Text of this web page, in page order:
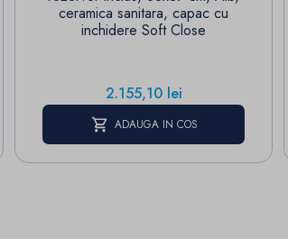
ceramica sanitara, capac cu
inchidere Soft Close
Pret
2.155,10 lei
ADAUGA IN COS